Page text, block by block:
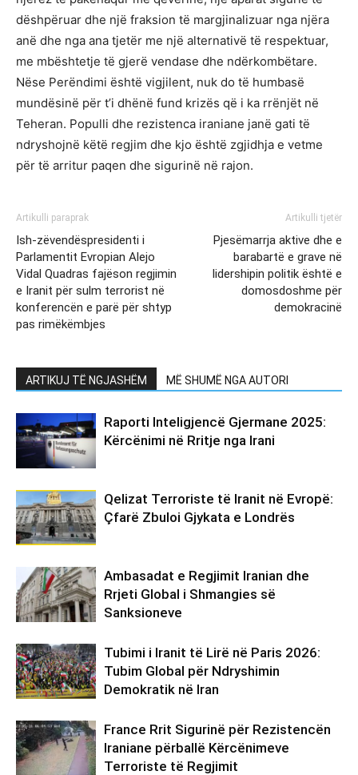
dëshpëruar dhe një fraksion të margjinalizuar nga njëra
anë dhe nga ana tjetër me një alternativë të respektuar,
me mbështetje të gjerë vendase dhe ndërkombëtare.
Nëse Perëndimi është vigjilent, nuk do të humbasë
mundësinë për t’i dhënë fund krizës që i ka rrënjët në
Teheran. Populli dhe rezistenca iraniane janë gati të
ndryshojnë këtë regjim dhe kjo është zgjidhja e vetme
për të arritur paqen dhe sigurinë në rajon.
Artikulli paraprak
Ish-zëvendëspresidenti i
Parlamentit Evropian Alejo
Vidal Quadras fajëson regjimin
e Iranit për sulm terrorist në
konferencën e parë për shtyp
pas rimëkëmbjes
Artikulli tjetër
Pjesëmarrja aktive dhe e
barabartë e grave në
lidershipin politik është e
domosdoshme për
demokracinë
ARTIKUJ TË NGJASHËM MË SHUMË NGA AUTORI
Raporti Inteligjencë Gjermane 2025:
Kërcënimi në Rritje nga Irani
Qelizat Terroriste të Iranit në Evropë:
Çfarë Zbuloi Gjykata e Londrës
Ambasadat e Regjimit Iranian dhe
Rrjeti Global i Shmangies së
Sanksioneve
Tubimi i Iranit të Lirë në Paris 2026:
Tubim Global për Ndryshimin
Demokratik në Iran
France Rrit Sigurinë për Rezistencën
Iraniane përballë Kërcënimeve
Terroriste të Regjimit